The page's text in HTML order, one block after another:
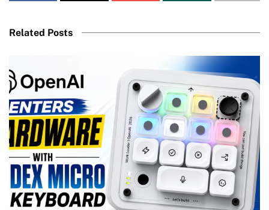
Related Posts